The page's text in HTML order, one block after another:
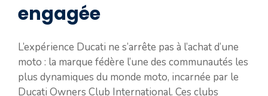
engagée
L’expérience Ducati ne s’arrête pas à l’achat d’une
moto : la marque fédère l’une des communautés les
plus dynamiques du monde moto, incarnée par le
Ducati Owners Club International. Ces clubs